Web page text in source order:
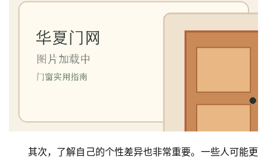
其次，了解自己的个性差异也非常重要。一些人可能更